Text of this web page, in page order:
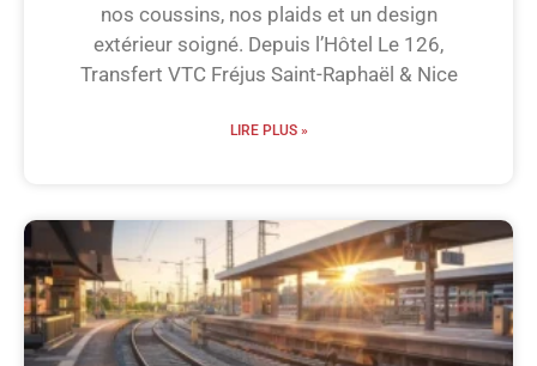
nos coussins, nos plaids et un design
extérieur soigné. Depuis l’Hôtel Le 126,
Transfert VTC Fréjus Saint-Raphaël & Nice
LIRE PLUS »